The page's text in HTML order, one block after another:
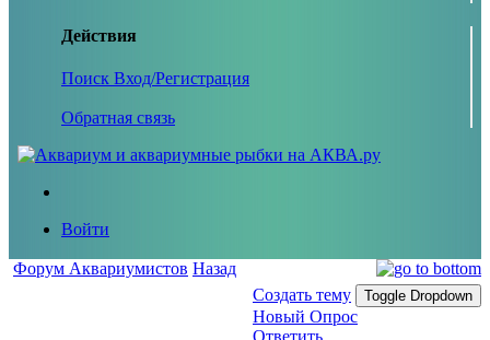
Действия
Поиск Вход/Регистрация
Обратная связь
Войти
Форум Аквариумистов Назад
Создать тему
Toggle Dropdown
Новый Опрос
Ответить